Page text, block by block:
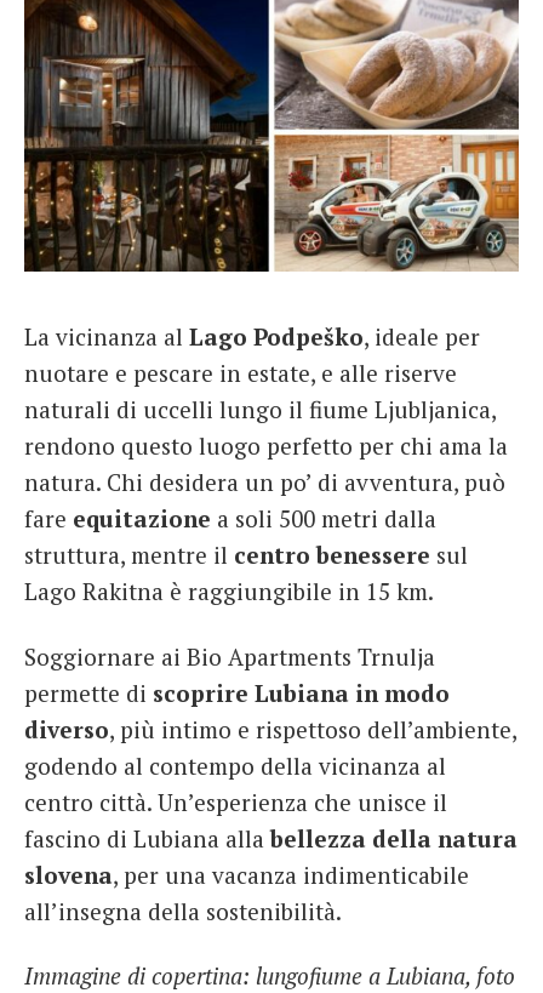
La vicinanza al Lago Podpeško, ideale per
nuotare e pescare in estate, e alle riserve
naturali di uccelli lungo il fiume Ljubljanica,
rendono questo luogo perfetto per chi ama la
natura. Chi desidera un po’ di avventura, può
fare equitazione a soli 500 metri dalla
struttura, mentre il centro benessere sul
Lago Rakitna è raggiungibile in 15 km.
Soggiornare ai Bio Apartments Trnulja
permette di scoprire Lubiana in modo
diverso, più intimo e rispettoso dell’ambiente,
godendo al contempo della vicinanza al
centro città. Un’esperienza che unisce il
fascino di Lubiana allabellezza della natura
slovena, per una vacanza indimenticabile
all’insegna della sostenibilità.
Immagine di copertina: lungofiume a Lubiana, foto